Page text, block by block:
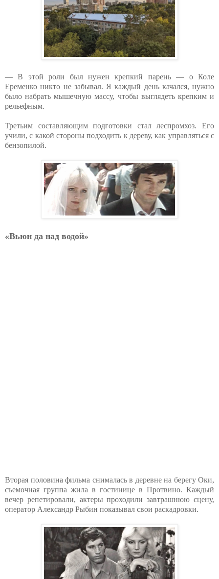
— В этой роли был нужен крепкий парень — о Коле
Еременко никто не забывал. Я каждый день качался, нужно
было набрать мышечную массу, чтобы выглядеть крепким и
рельефным.
Третьим составляющим подготовки стал леспромхоз. Его
учили, с какой стороны подходить к дереву, как управляться с
бензопилой.
«Вьюн да над водой»
Вторая половина фильма снималась в деревне на берегу Оки,
съемочная группа жила в гостинице в Протвино. Каждый
вечер репетировали, актеры проходили завтрашнюю сцену,
оператор Александр Рыбин показывал свои раскадровки.